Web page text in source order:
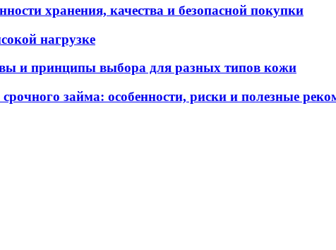
хранения, качества и безопасной покупки
нагрузке
и принципы выбора для разных типов кожи
займа: особенности, риски и полезные